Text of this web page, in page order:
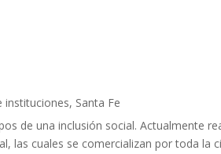
instituciones, Santa Fe
de una inclusión social. Actualmente
las cuales se comercializan por toda la